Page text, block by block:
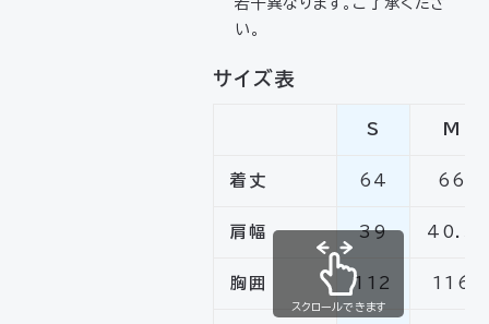
い。
サイズ表
S M
着丈 64 66
肩幅 39 40.5
胸囲 112 116
スクロールできます